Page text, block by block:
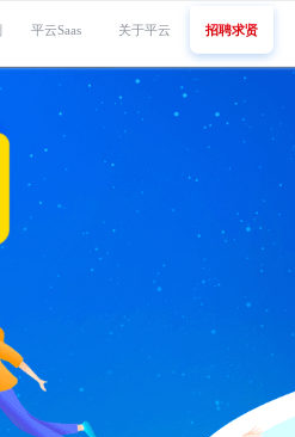
平云Saas 关于平云 招聘求贤